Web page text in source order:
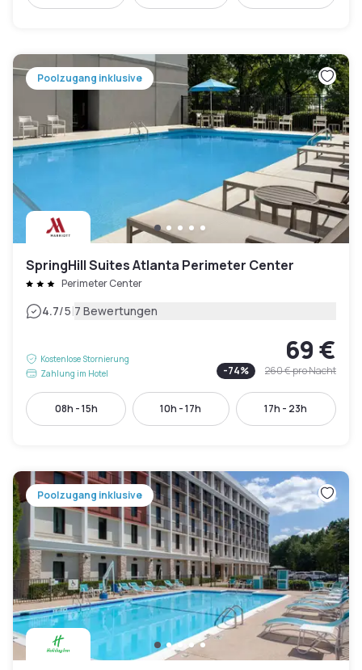
Poolzugang inklusive
SpringHill Suites Atlanta Perimeter Center
Perimeter Center
4.7/5|7 Bewertungen
Kostenlose Stornierung
Zahlung im Hotel
69 €
-74% 260 €pro Nacht
08h - 15h 10h - 17h 17h - 23h
Poolzugang inklusive